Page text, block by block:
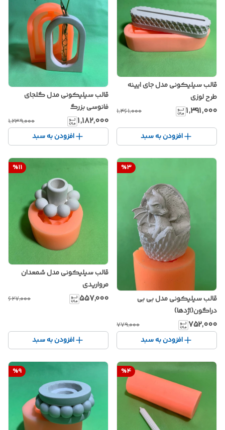
قالب سیلیکونی مدل جای ایینه
طرح لوزی
۱٬۳۹۱٬۰۰۰ ۱٬۴۶۱٬۰۰۰
افزودن به سبد
قالب سیلیکونی مدل گلجای
فانوسی بزرگ
۱٬۱۸۲٬۰۰۰ ۱٬۲۳۹٬۰۰۰
افزودن به سبد
%3
قالب سیلیکونی مدل بی بی
دراگون(اژدها)
۷۵۲٬۰۰۰ ۷۷۹٬۰۰۰
افزودن به سبد
%11
قالب سیلیکونی مدل شمعدان
مرواریدی
۵۵۷٬۰۰۰ ۶۲۷٬۰۰۰
افزودن به سبد
%4
%9